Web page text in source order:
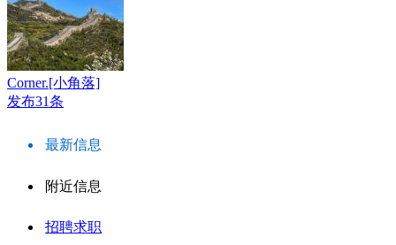
Corner.[小角落]
发布31条
最新信息
附近信息
招聘求职